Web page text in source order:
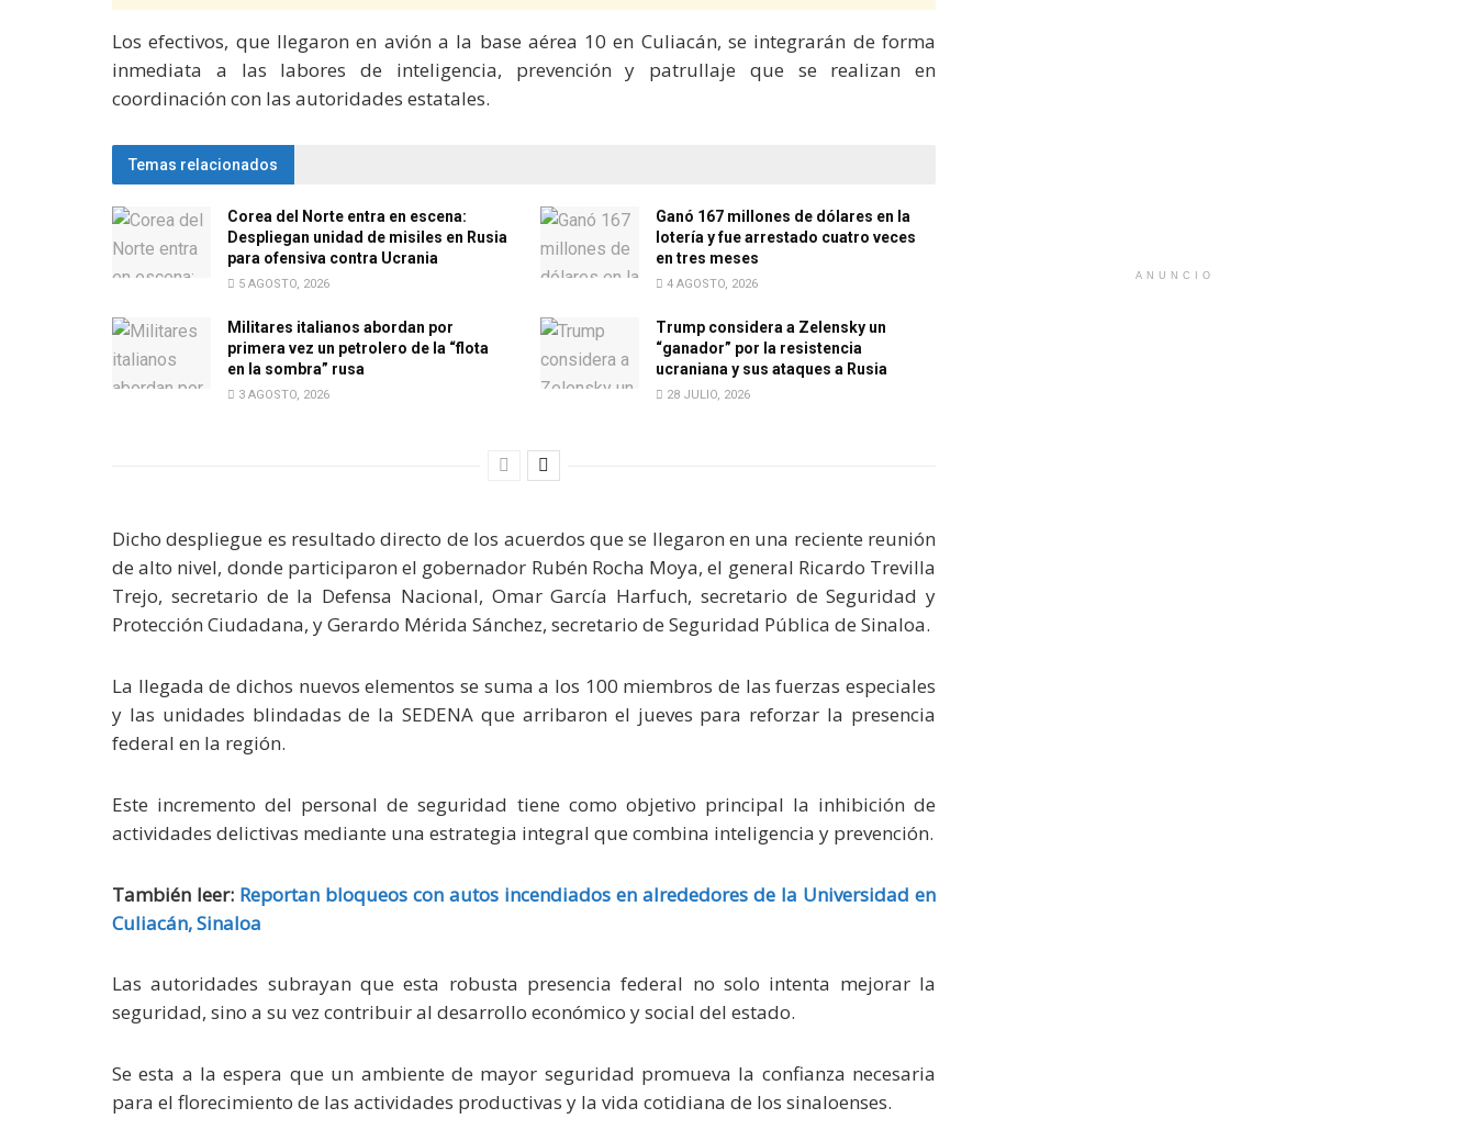
Los efectivos, que llegaron en avión a la base aérea 10 en Culiacán, se integrarán de forma
inmediata a las labores de inteligencia, prevención y patrullaje que se realizan en
coordinación con las autoridades estatales.
Temas relacionados
Corea del Norte entra en escena:
Despliegan unidad de misiles en Rusia
para ofensiva contra Ucrania
5 AGOSTO, 2026
Ganó 167 millones de dólares en la
lotería y fue arrestado cuatro veces
en tres meses
4 AGOSTO, 2026
Militares italianos abordan por
primera vez un petrolero de la “flota
en la sombra” rusa
3 AGOSTO, 2026
Trump considera a Zelensky un
“ganador” por la resistencia
ucraniana y sus ataques a Rusia
28 JULIO, 2026
Dicho despliegue es resultado directo de los acuerdos que se llegaron en una reciente reunión
de alto nivel, donde participaron el gobernador Rubén Rocha Moya, el general Ricardo Trevilla
Trejo, secretario de la Defensa Nacional, Omar García Harfuch, secretario de Seguridad y
Protección Ciudadana, y Gerardo Mérida Sánchez, secretario de Seguridad Pública de Sinaloa.
La llegada de dichos nuevos elementos se suma a los 100 miembros de las fuerzas especiales
y las unidades blindadas de la SEDENA que arribaron el jueves para reforzar la presencia
federal en la región.
Este incremento del personal de seguridad tiene como objetivo principal la inhibición de
actividades delictivas mediante una estrategia integral que combina inteligencia y prevención.
También leer: Reportan bloqueos con autos incendiados en alrededores de la Universidad en
Culiacán, Sinaloa
Las autoridades subrayan que esta robusta presencia federal no solo intenta mejorar la
seguridad, sino a su vez contribuir al desarrollo económico y social del estado.
Se esta a la espera que un ambiente de mayor seguridad promueva la confianza necesaria
para el florecimiento de las actividades productivas y la vida cotidiana de los sinaloenses.
ANUNCIO